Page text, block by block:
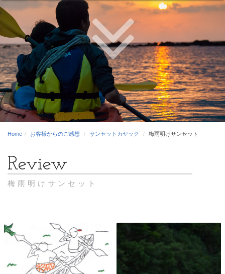
Home お客様からのご感想 サンセットカヤック 梅雨明けサンセット
梅雨明けサンセット